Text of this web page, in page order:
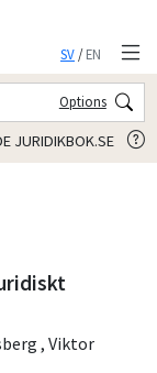
SV/EN
Options
JURIDIKBOK.SE
, Viktor